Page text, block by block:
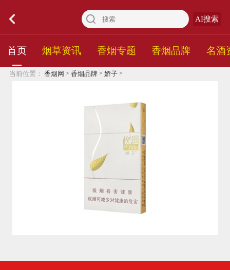
AI搜索
首页 烟草资讯 香烟专题 香烟品牌 名酒
当前位置： 香烟网 > 香烟品牌 > 娇子>